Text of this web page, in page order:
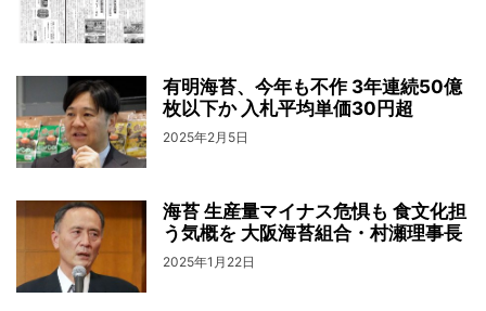
有明海苔、今年も不作 3年連続50億
枚以下か 入札平均単価30円超
2025年2月5日
海苔 生産量マイナス危惧も 食文化担
う気概を 大阪海苔組合・村瀬理事長
2025年1月22日